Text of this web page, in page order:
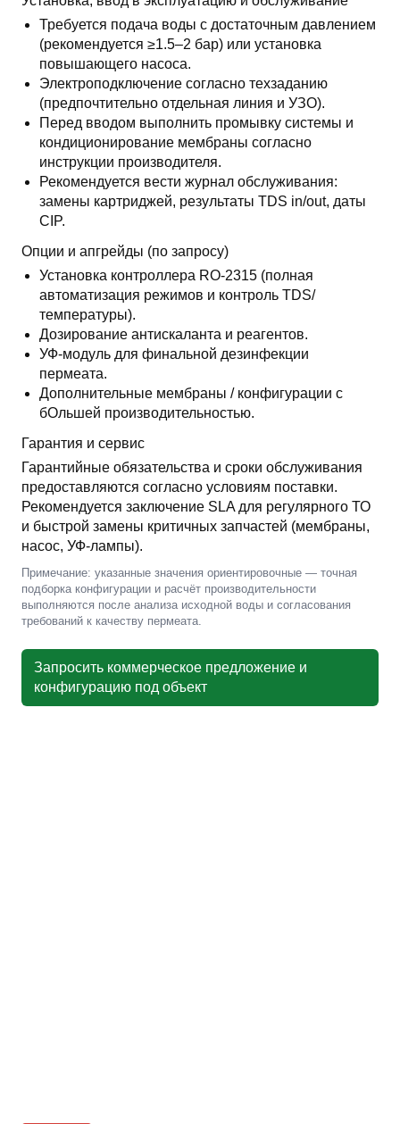
Требуется подача воды с достаточным давлением
(рекомендуется ≥1.5–2 бар) или установка
повышающего насоса.
Электроподключение согласно техзаданию
(предпочтительно отдельная линия и УЗО).
Перед вводом выполнить промывку системы и
кондиционирование мембраны согласно
инструкции производителя.
Рекомендуется вести журнал обслуживания:
замены картриджей, результаты TDS in/out, даты
CIP.
Опции и апгрейды (по запросу)
Установка контроллера RO-2315 (полная
автоматизация режимов и контроль TDS/
температуры).
Дозирование антискаланта и реагентов.
УФ-модуль для финальной дезинфекции
пермеата.
Дополнительные мембраны / конфигурации с
бОльшей производительностью.
Гарантия и сервис
Гарантийные обязательства и сроки обслуживания
предоставляются согласно условиям поставки.
Рекомендуется заключение SLA для регулярного ТО
и быстрой замены критичных запчастей (мембраны,
насос, УФ-лампы).
Примечание: указанные значения ориентировочные — точная
подборка конфигурации и расчёт производительности
выполняются после анализа исходной воды и согласования
требований к качеству пермеата.
Запросить коммерческое предложение и
конфигурацию под объект